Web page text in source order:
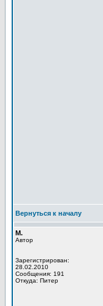
Вернуться к началу
М.
Автор
Зарегистрирован:
28.02.2010
Сообщения: 191
Откуда: Питер